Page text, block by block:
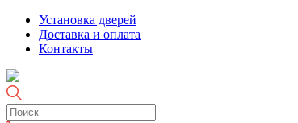
Установка дверей
Доставка и оплата
Контакты